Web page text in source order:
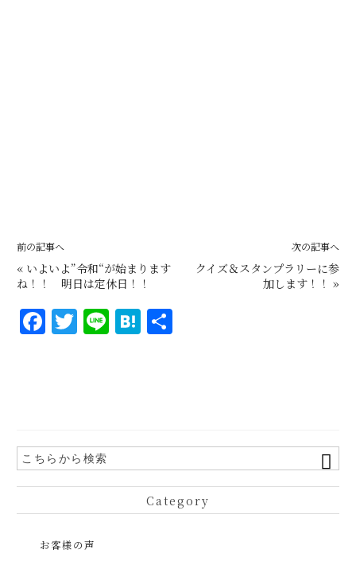
前の記事へ
« いよいよ”令和“が始まります
ね！！ 明日は定休日！！
次の記事へ
クイズ＆スタンプラリーに参
加します！！ »
F
o
o
T Li H
Category
お客様の声